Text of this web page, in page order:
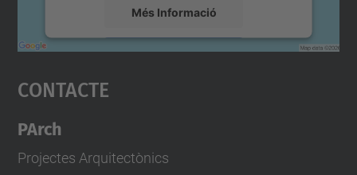
Més Informació
Accepta
powered by
Contacte
PArch
Projectes Arquitectònics